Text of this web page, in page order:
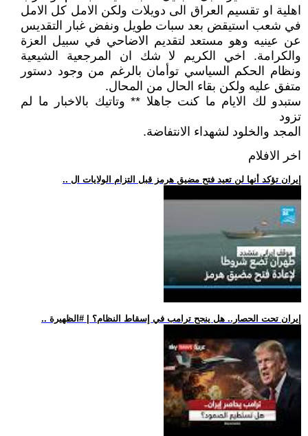
اهلية او تقسيم العراق الى دويلات ولكن الامل كل الامل
في شعب استيقض بعد سبات طويل ونفض غبار التقديس
عن عينيه وهو مستعد لتقديم الاضاحي في سبيل العزة
والكرامة. اخي الكريم لا شك ان المرجعية الشيعية
ونظام الحكم السياسي توأمان بالرغم من وجود دستور
متفق عليه ولكن بقاء الحال من المحال.
ستبدو لك الايام ما كنت جاهلا ** وتاتيك بالاخبار ما لم
تزود
المجد والخلود لشهداء الانتفاضة.
اخر الافلام
.. إيران تؤكد أنها لن تعيد فتح مضيق هرمز قبل التزام الولايات ال
.. إيران تحت الحصار.. هل ينجح ترامب في إسقاط النظام؟ | #الظهيرة